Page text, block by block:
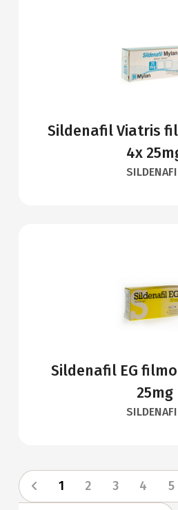
Sildenafil Viatris
4x
Sildenafil EG
25mg
1 2 3 4 5